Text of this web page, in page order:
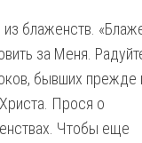
из блаженств.
за Меня.
бывших прежде
Прося о
Чтобы еще